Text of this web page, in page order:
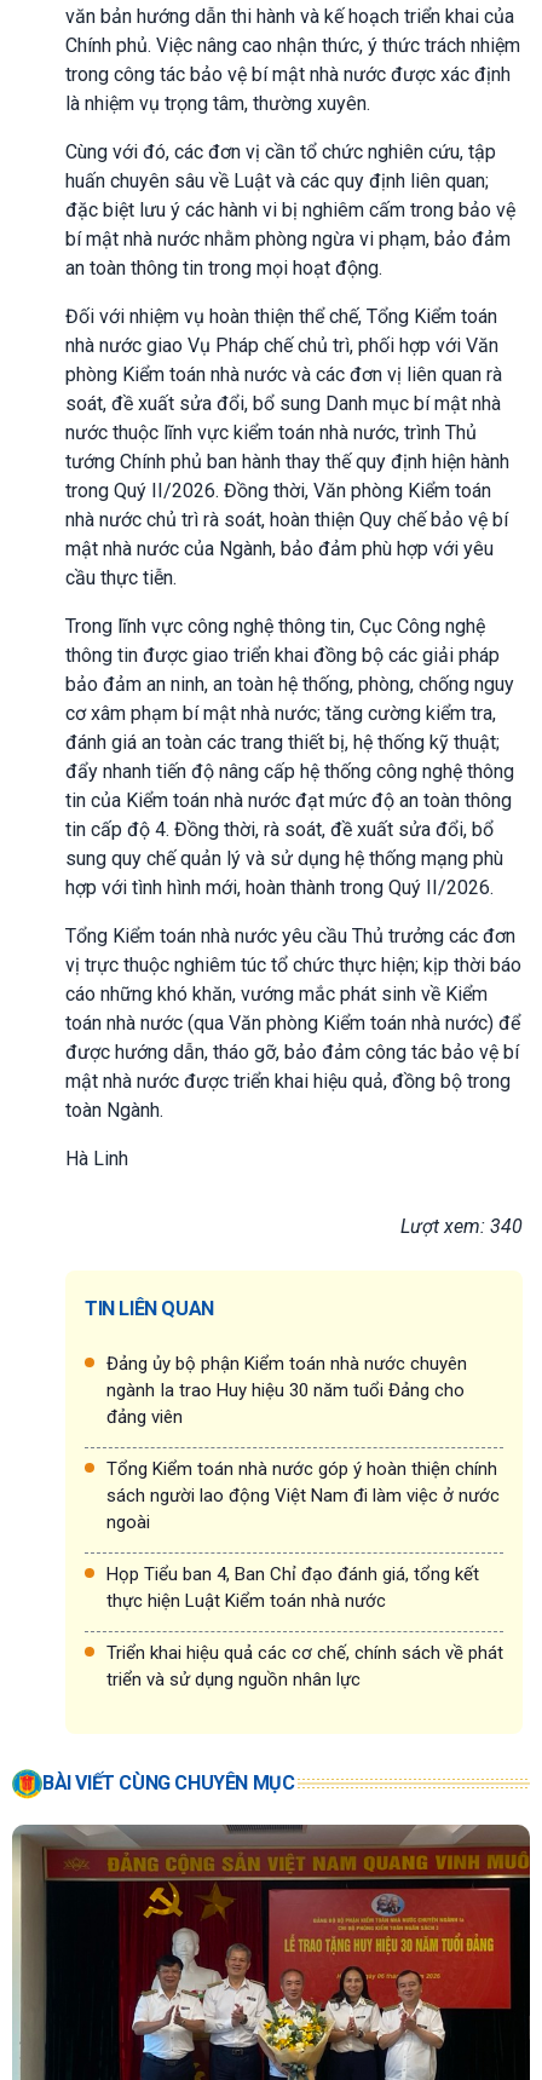
văn bản hướng dẫn thi hành và kế hoạch triển khai của
Chính phủ. Việc nâng cao nhận thức, ý thức trách nhiệm
trong công tác bảo vệ bí mật nhà nước được xác định
là nhiệm vụ trọng tâm, thường xuyên.
Cùng với đó, các đơn vị cần tổ chức nghiên cứu, tập
huấn chuyên sâu về Luật và các quy định liên quan;
đặc biệt lưu ý các hành vi bị nghiêm cấm trong bảo vệ
bí mật nhà nước nhằm phòng ngừa vi phạm, bảo đảm
an toàn thông tin trong mọi hoạt động.
Đối với nhiệm vụ hoàn thiện thể chế, Tổng Kiểm toán
nhà nước giao Vụ Pháp chế chủ trì, phối hợp với Văn
phòng Kiểm toán nhà nước và các đơn vị liên quan rà
soát, đề xuất sửa đổi, bổ sung Danh mục bí mật nhà
nước thuộc lĩnh vực kiểm toán nhà nước, trình Thủ
tướng Chính phủ ban hành thay thế quy định hiện hành
trong Quý II/2026. Đồng thời, Văn phòng Kiểm toán
nhà nước chủ trì rà soát, hoàn thiện Quy chế bảo vệ bí
mật nhà nước của Ngành, bảo đảm phù hợp với yêu
cầu thực tiễn.
Trong lĩnh vực công nghệ thông tin, Cục Công nghệ
thông tin được giao triển khai đồng bộ các giải pháp
bảo đảm an ninh, an toàn hệ thống, phòng, chống nguy
cơ xâm phạm bí mật nhà nước; tăng cường kiểm tra,
đánh giá an toàn các trang thiết bị, hệ thống kỹ thuật;
đẩy nhanh tiến độ nâng cấp hệ thống công nghệ thông
tin của Kiểm toán nhà nước đạt mức độ an toàn thông
tin cấp độ 4. Đồng thời, rà soát, đề xuất sửa đổi, bổ
sung quy chế quản lý và sử dụng hệ thống mạng phù
hợp với tình hình mới, hoàn thành trong Quý II/2026.
Tổng Kiểm toán nhà nước yêu cầu Thủ trưởng các đơn
vị trực thuộc nghiêm túc tổ chức thực hiện; kịp thời báo
cáo những khó khăn, vướng mắc phát sinh về Kiểm
toán nhà nước (qua Văn phòng Kiểm toán nhà nước) để
được hướng dẫn, tháo gỡ, bảo đảm công tác bảo vệ bí
mật nhà nước được triển khai hiệu quả, đồng bộ trong
toàn Ngành.
Hà Linh
Lượt xem: 340
TIN LIÊN QUAN
Đảng ủy bộ phận Kiểm toán nhà nước chuyên
ngành Ia trao Huy hiệu 30 năm tuổi Đảng cho
đảng viên
Tổng Kiểm toán nhà nước góp ý hoàn thiện chính
sách người lao động Việt Nam đi làm việc ở nước
ngoài
Họp Tiểu ban 4, Ban Chỉ đạo đánh giá, tổng kết
thực hiện Luật Kiểm toán nhà nước
Triển khai hiệu quả các cơ chế, chính sách về phát
triển và sử dụng nguồn nhân lực
BÀI VIẾT CÙNG CHUYÊN MỤC